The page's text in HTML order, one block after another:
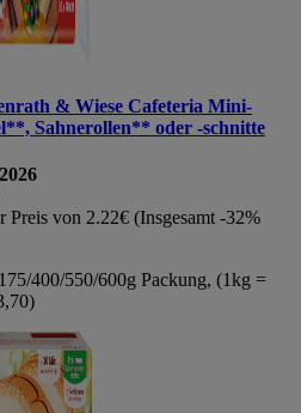
& Wiese Cafeteria Mini-
Sahnerollen** oder -schnitte
Preis von 2.22€ (Insgesamt -32%
400/550/600g Packung, (1kg =